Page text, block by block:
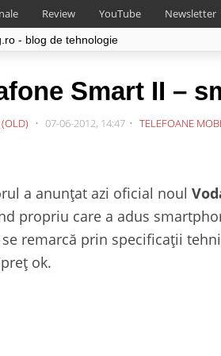
Review YouTube Newsletter
- blog de tehnologie
Smart II –
07-06-2012, 14:47 TELEFOANE
a anunțat azi oficial noul
propriu care a adus
se remarcă prin specificații
ok.